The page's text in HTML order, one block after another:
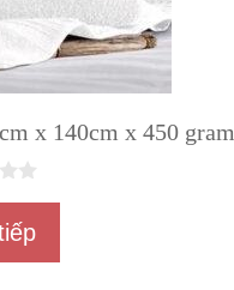
x 140cm x 450 gram